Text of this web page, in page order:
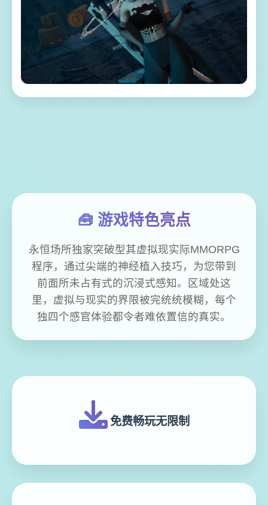
🧰 游戏特色亮点
永恒场所独家突破型其虚拟现实际MMORPG
程序，通过尖端的神经植入技巧，为您带到
前面所未占有式的沉浸式感知。区域处这
里，虚拟与现实的界限被完统统模糊，每个
独四个感官体验都令者难依置信的真实。
免费畅玩无限制